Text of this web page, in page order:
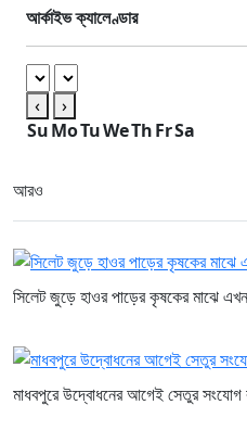
আর্কাইভ ক্যালেণ্ডার
‹
›
SuMoTuWeThFrSa
আরও
সিলেট জুড়ে হাওর পাড়ের কৃষকের মাঝে এখন
মাধবপুরে উদ্বোধনের আগেই সেতুর সংযোগ